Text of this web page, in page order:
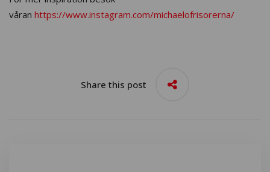
våran https://www.instagram.com/michaelofrisorerna/
Share this post